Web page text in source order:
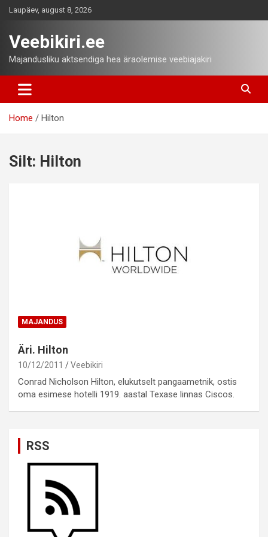
SkipLaupäev, august 8, 2026
Veebikiri.ee
Majandusliku aktsendiga hea äraolemise veebiajakiri
Home Hilton
Silt: Hilton
MAJANDUS
Äri. Hilton
10/12/2011 Veebikiri
Conrad Nicholson Hilton, elukutselt pangaametnik, ostis
oma esimese hotelli 1919. aastal Texase linnas Ciscos.
RSS